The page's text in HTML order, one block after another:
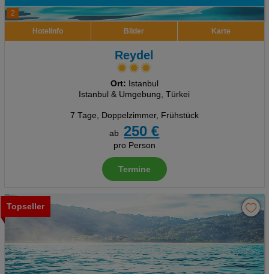
2
Hotelinfo Bilder Karte
Reydel
Ort: Istanbul
Istanbul & Umgebung, Türkei
7 Tage, Doppelzimmer, Frühstück
ab
250 €
pro Person
Termine
Topseller